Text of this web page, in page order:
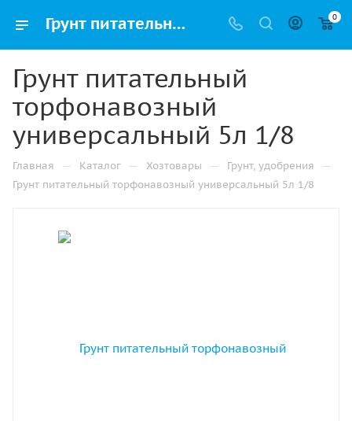
Грунт питательный торфонавозный универсальный 5л 1/8 купить в Казани с доставкой оптом и в розницу 0
Грунт питательный
торфонавозный
универсальный 5л 1/8
Главная — Каталог — Хозтовары — Грунт, удобрения —
Грунт питательный торфонавозный универсальный 5л 1/8